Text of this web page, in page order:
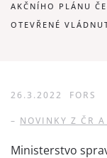
AKČNÍHO PLÁNU
OTEVŘENÉ
26.3.2022 FORS
– NOVINKY Z ČR A
Ministerstvo